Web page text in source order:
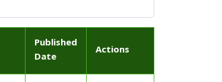
Published
Date
Actions